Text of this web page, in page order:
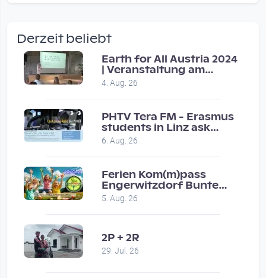
Vor 2 weeks 6 days
Coole Sendung, tolle…
Vor 1 month 2 weeks
Eure Show war super :-)…
Vor 1 month 2 weeks
Derzeit beliebt
Earth for All Austria 2024
| Veranstaltung am
8.7.2024
4. Aug. 26
PHTV Tera FM - Erasmus
students in Linz ask
people on road for
recommendations
6. Aug. 26
Ferien Kom(m)pass
Engerwitzdorf Bunte
Hundestunde
5. Aug. 26
2P + 2R
29. Jul. 26